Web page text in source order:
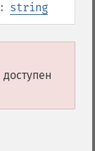
string